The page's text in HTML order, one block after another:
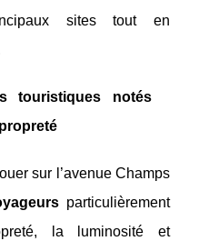
sites tout en
touristiques notés
sur l’avenue Champs
particulièrement
la luminosité et